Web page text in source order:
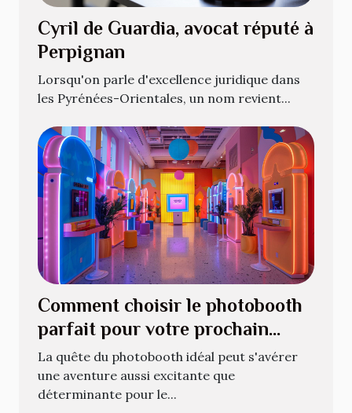
Cyril de Guardia, avocat réputé à
Perpignan
Lorsqu'on parle d'excellence juridique dans
les Pyrénées-Orientales, un nom revient...
Comment choisir le photobooth
parfait pour votre prochain
événement
La quête du photobooth idéal peut s'avérer
une aventure aussi excitante que
déterminante pour le...